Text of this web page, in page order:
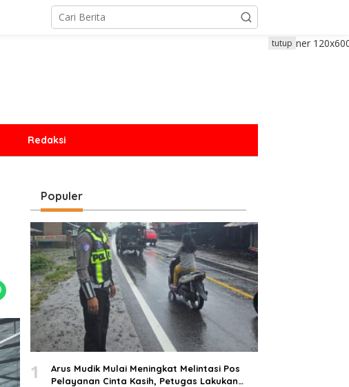
Redaksi
tutup
Populer
1
Arus Mudik Mulai Meningkat Melintasi Pos
Pelayanan Cinta Kasih, Petugas Lakukan